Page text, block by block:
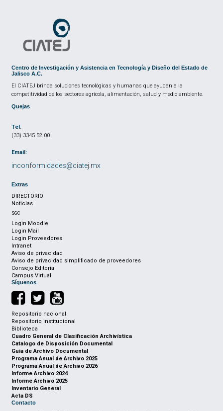
Centro de Investigación y Asistencia en Tecnología y Diseño del Estado de
Jalisco A.C.
El CIATEJ brinda soluciones tecnológicas y humanas que ayudan a la
competitividad de los sectores agrícola, alimentación, salud y medio ambiente.
Quejas
Tel.
(33) 3345 52 00
Email:
inconformidades@ciatej.mx
Extras
DIRECTORIO
Noticias
SGC
Login Moodle
Login Mail
Login Proveedores
Intranet
Aviso de privacidad
Aviso de privacidad simplificado de proveedores
Consejo Editorial
Campus Virtual
Síguenos
Repositorio nacional
Repositorio institucional
Biblioteca
Cuadro General de Clasificación Archivística
Catalogo de Disposición Documental
Guia de Archivo Documental
Programa Anual de Archivo 2025
Programa Anual de Archivo 2026
Informe Archivo 2024
Informe Archivo 2025
Inventario General
Acta DS
Contacto